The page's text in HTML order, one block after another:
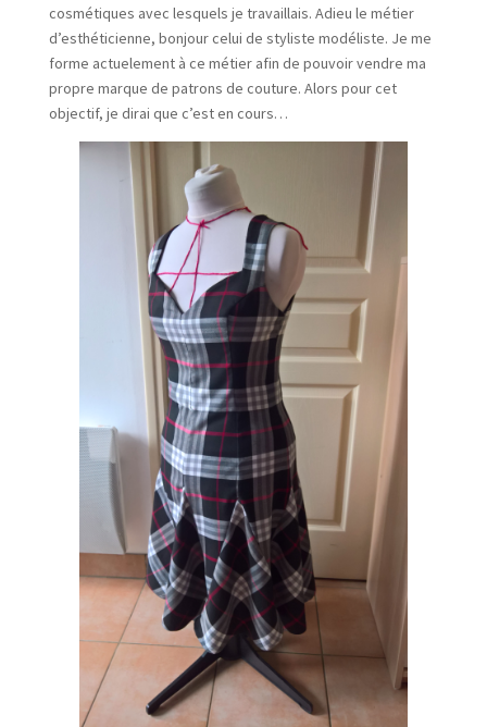
cosmétiques avec lesquels je travaillais. Adieu le métier
d’esthéticienne, bonjour celui de styliste modéliste. Je me
forme actuelement à ce métier afin de pouvoir vendre ma
propre marque de patrons de couture. Alors pour cet
objectif, je dirai que c’est en cours…